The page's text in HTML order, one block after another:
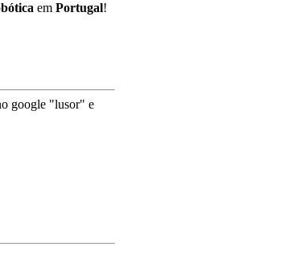
em Portugal!
google "lusor" e